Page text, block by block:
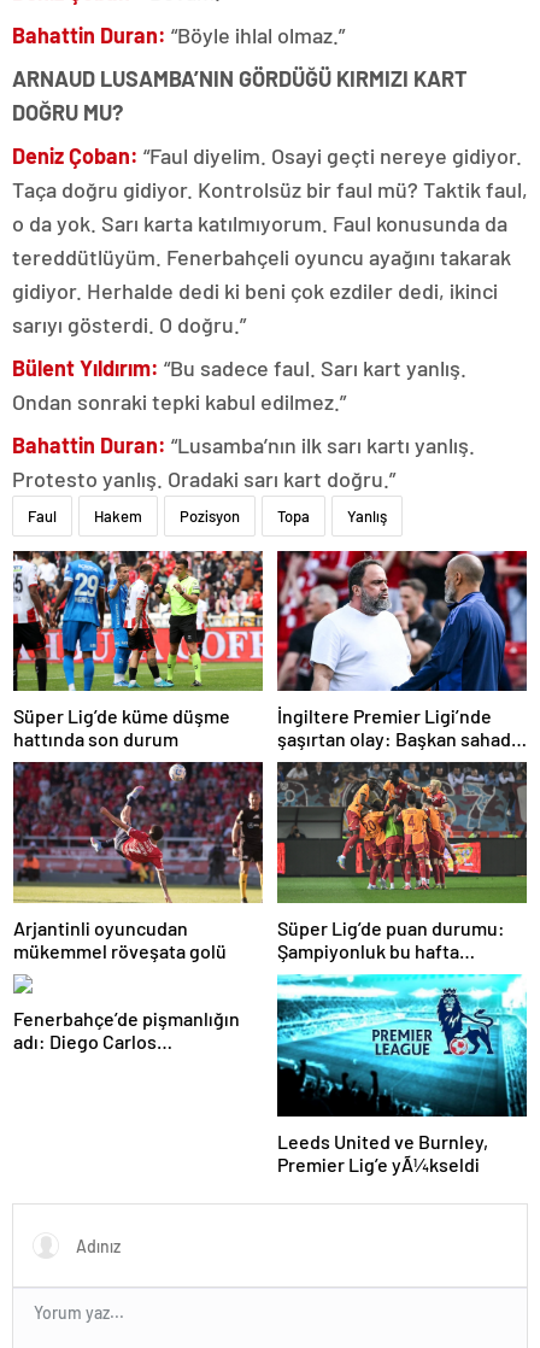
Bahattin Duran: “Böyle ihlal olmaz.”
ARNAUD LUSAMBA’NIN GÖRDÜĞÜ KIRMIZI KART
DOĞRU MU?
Deniz Çoban: “Faul diyelim. Osayi geçti nereye gidiyor.
Taça doğru gidiyor. Kontrolsüz bir faul mü? Taktik faul,
o da yok. Sarı karta katılmıyorum. Faul konusunda da
tereddütlüyüm. Fenerbahçeli oyuncu ayağını takarak
gidiyor. Herhalde dedi ki beni çok ezdiler dedi, ikinci
sarıyı gösterdi. O doğru.”
Bülent Yıldırım: “Bu sadece faul. Sarı kart yanlış.
Ondan sonraki tepki kabul edilmez.”
Bahattin Duran: “Lusamba’nın ilk sarı kartı yanlış.
Protesto yanlış. Oradaki sarı kart doğru.”
Faul Hakem Pozisyon Topa Yanlış
Süper Lig’de küme düşme
hattında son durum
İngiltere Premier Ligi’nde
şaşırtan olay: Başkan sahada
teknik direktörle tartıştı
Arjantinli oyuncudan
mükemmel röveşata golü
Süper Lig’de puan durumu:
Şampiyonluk bu hafta
netleşiyor…
Fenerbahçe’de pişmanlığın
adı: Diego Carlos…
Leeds United ve Burnley,
Premier Lig’e yÃ¼kseldi